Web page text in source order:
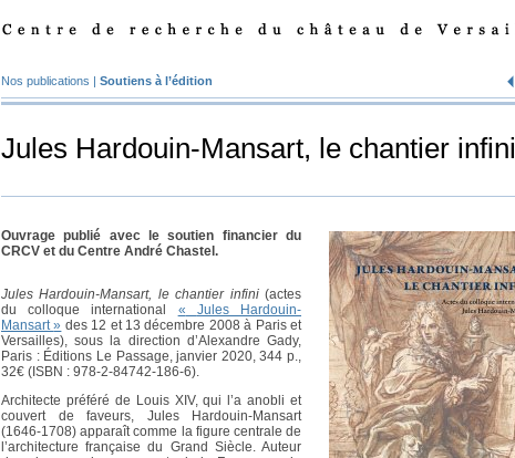
Nos publications | Soutiens à l’édition
Jules Hardouin-Mansart, le chantier infini
Ouvrage publié avec le soutien financier du
CRCV et du Centre André Chastel.
Jules Hardouin-Mansart, le chantier infini(actes
du colloque international «
Jules Hardouin-
Mansart » des 12 et 13 décembre 2008 à Paris et
Versailles), sous la direction d’Alexandre Gady,
Paris : Éditions Le Passage, janvier 2020, 344 p.,
32€ (ISBN : 978-2-84742-186-6).
Architecte préféré de Louis XIV, qui l’a anobli et
couvert de faveurs, Jules Hardouin-Mansart
(1646-1708) apparaît comme la figure centrale de
l’architecture française du Grand Siècle. Auteur